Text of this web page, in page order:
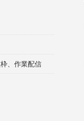
、作業配信